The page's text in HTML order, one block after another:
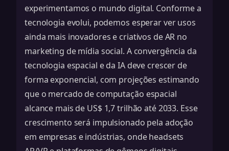
experimentamos o mundo digital. Conforme a
tecnologia evolui, podemos esperar ver usos
ainda mais inovadores e criativos de AR no
marketing de mídia social. A convergência da
tecnologia espacial e da IA deve crescer de
forma exponencial, com projeções estimando
que o mercado de computação espacial
alcance mais de US$ 1,7 trilhão até 2033. Esse
crescimento será impulsionado pela adoção
em empresas e indústrias, onde headsets